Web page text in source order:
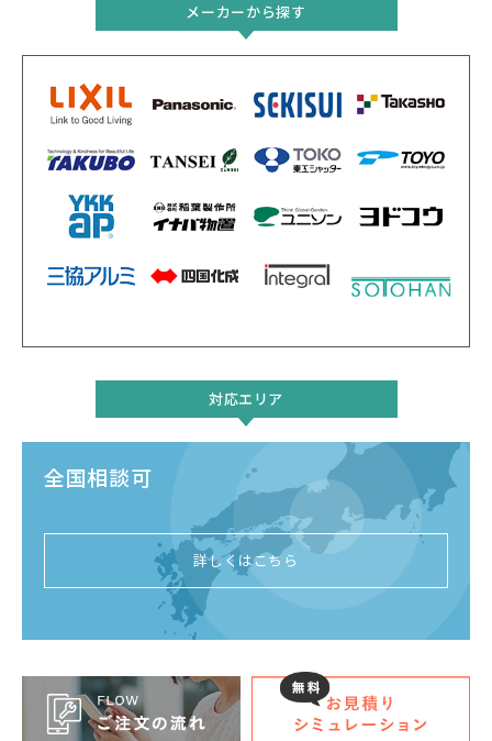
メーカーから探す
対応エリア
全国相談可
詳しくはこちら